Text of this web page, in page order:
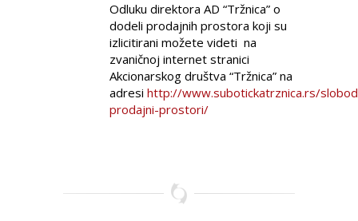
Odluku direktora AD “Tržnica” o
dodeli prodajnih prostora koji su
izlicitirani možete videti na
zvaničnoj internet stranici
Akcionarskog društva “Tržnica” na
adresi http://www.subotickatrznica.rs/
prodajni-prostori/